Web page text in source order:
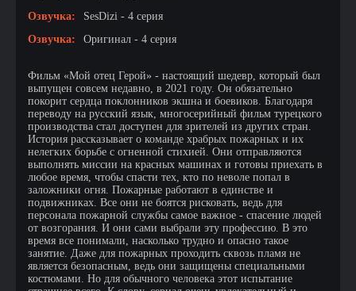
Озвучка:
SesDizi - 4 серия
Озвучка:
Оригинал - 4 серия
Фильм «Мой отец Герой» - настоящий шедевр, который был
выпущен совсем недавно, в 2021 году. Он обязательно
покорит сердца поклонников экшна и боевиков. Благодаря
переводу на русский язык, многосерийный фильм турецкого
производства стал доступен для зрителей из других стран.
История рассказывает о команде храбрых пожарных и их
нелегких борьбе с огненной стихией. Они отправляются
выполнять миссии на красных машинах и готовы приехать в
любое время, чтобы спасти тех, кто по неволе попал в
заложники огня. Пожарные работают в единстве и
подвижниках. Все они не боятся рисковать, ведь для
персонала пожарной службы самое важное - спасение людей
от возгорания. И они сами выбрали эту профессию. В это
время все понимали, насколько трудно и опасно такое
занятие. Даже для пожарных проходить сквозь пламя не
является безопасным, ведь они защищены специальными
костюмами. Но для обычного человека этот испытание